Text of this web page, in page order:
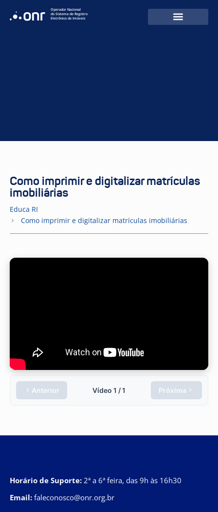
Operador Nacional
do Sistema de Registro
Eletrônico de Imóveis
Como imprimir e digitalizar matrículas
imobiliárias
Educa RI
Como imprimir e digitalizar matrículas imobiliárias
Anterior Vídeo 1 /1 Próxima
Horário de Suporte: 2ª a 6ª feira, das 9h às 16h30
Email: faleconosco@onr.org.br